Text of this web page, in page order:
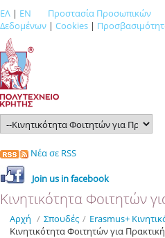
ΕΛ | EN
Προστασία Προσωπικών
Δεδομένων | Cookies |
Νέα σε RSS
Join us in facebook
Κινητικότητα Φοιτητών
Αρχή / Σπουδές / Εrasmus+
Κινητικότητα Φοιτητών για